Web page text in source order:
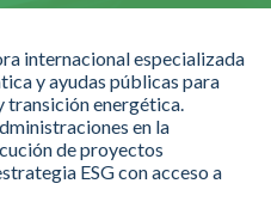
internacional especializada
y ayudas públicas para
transición energética.
en la
de proyectos
ESG con acceso a